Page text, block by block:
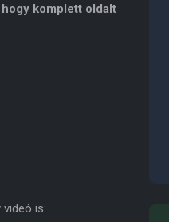
komplett oldalt
is: